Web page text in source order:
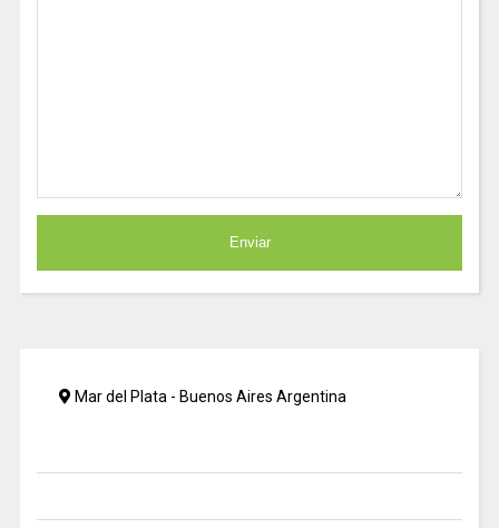
Mar del Plata - Buenos Aires Argentina